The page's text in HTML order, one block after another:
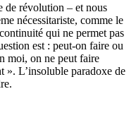
de révolution – et nous
nécessitariste, comme le
qui ne permet pas
est : peut-on faire ou
moi, on ne peut faire
». L’insoluble paradoxe de